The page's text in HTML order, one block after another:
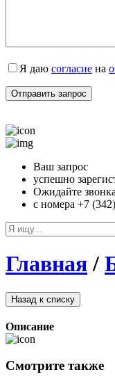
Я даю согласие на
Ваш запрос
успешно
Ожидайте звонка
с номера +7
Главная/
Назад к списку
Описание
Смотрите также